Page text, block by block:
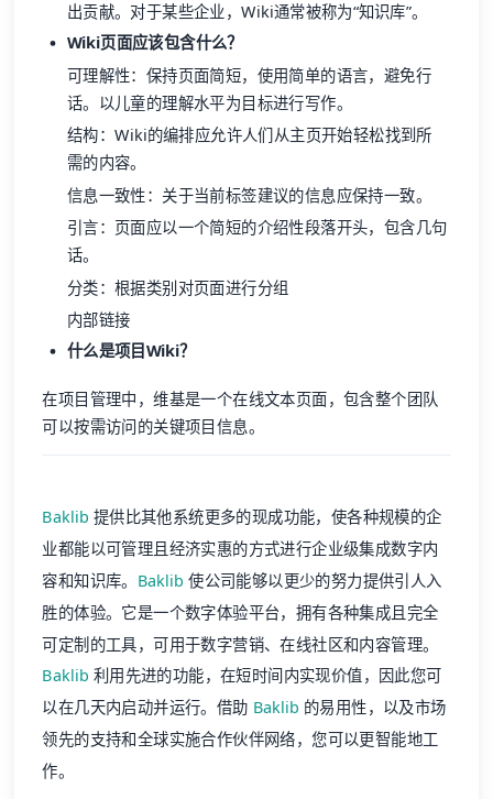
出贡献。对于某些企业，Wiki通常被称为“知识库”。
Wiki页面应该包含什么？
可理解性：保持页面简短，使用简单的语言，避免行
话。以儿童的理解水平为目标进行写作。
结构：Wiki的编排应允许人们从主页开始轻松找到所
需的内容。
信息一致性：关于当前标签建议的信息应保持一致。
引言：页面应以一个简短的介绍性段落开头，包含几句
话。
分类：根据类别对页面进行分组
内部链接
什么是项目Wiki？
在项目管理中，维基是一个在线文本页面，包含整个团队
可以按需访问的关键项目信息。
Baklib 提供比其他系统更多的现成功能，使各种规模的企
业都能以可管理且经济实惠的方式进行企业级集成数字内
容和知识库。 Baklib 使公司能够以更少的努力提供引人入
胜的体验。它是一个数字体验平台，拥有各种集成且完全
可定制的工具，可用于数字营销、在线社区和内容管理。
Baklib 利用先进的功能，在短时间内实现价值，因此您可
以在几天内启动并运行。借助 Baklib 的易用性，以及市场
领先的支持和全球实施合作伙伴网络，您可以更智能地工
作。